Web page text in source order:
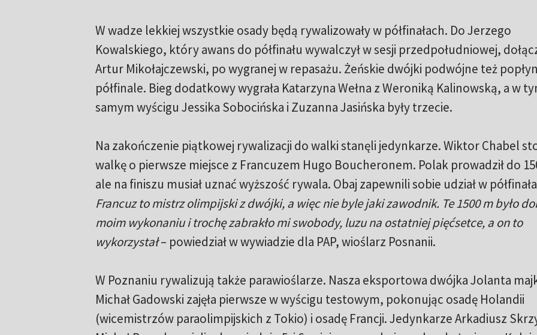
W wadze lekkiej wszystkie osady będą rywalizowały w półfinałach. Do Jerzego
Kowalskiego, który awans do półfinału wywalczył w sesji przedpołudniowej,
Artur Mikołajczewski, po wygranej w repasażu. Żeńskie dwójki podwójne też
półfinale. Bieg dodatkowy wygrała Katarzyna Wełna z Weroniką Kalinowską, a w
samym wyścigu Jessika Sobocińska i Zuzanna Jasińska były trzecie.
Na zakończenie piątkowej rywalizacji do walki stanęli jedynkarze. Wiktor Chabel
walkę o pierwsze miejsce z Francuzem Hugo Boucheronem. Polak prowadził do
ale na finiszu musiał uznać wyższość rywala. Obaj zapewnili sobie udział w
Francuz to mistrz olimpijski z dwójki, a więc nie byle jaki zawodnik. Te 1500 m było
moim wykonaniu i trochę zabrakło mi swobody, luzu na ostatniej pięćsetce, a on to
wykorzystał– powiedział w wywiadzie dla PAP, wioślarz Posnanii.
W Poznaniu rywalizują także parawioślarze. Nasza eksportowa dwójka Jolanta
Michał Gadowski zajęła pierwsze w wyścigu testowym, pokonując osadę Holandii
(wicemistrzów paraolimpijskich z Tokio) i osadę Francji. Jedynkarze Arkadiusz